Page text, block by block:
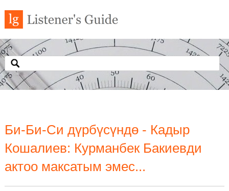
Би-Би-Си дүрбүсүндө - Кадыр
Кошалиев: Курманбек Бакиевди
актоо максатым эмес...